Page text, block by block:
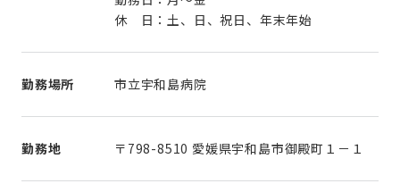
休 日：土、日、祝日、年末年始
勤務場所 市立宇和島病院
勤務地 〒798-8510 愛媛県宇和島市御殿町１－１